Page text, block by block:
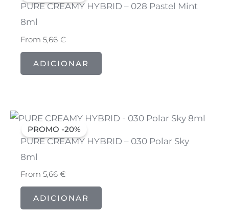
PURE CREAMY HYBRID – 028 Pastel Mint
8ml
From5,66€
ADICIONAR
PROMO -20%
PURE CREAMY HYBRID – 030 Polar Sky
8ml
From5,66€
ADICIONAR